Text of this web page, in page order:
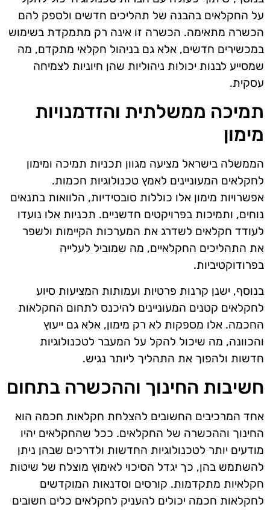
על החקלאים בהבנה של תהליכים חדשים ולספק להם
הכשרה מתאימה. הכשרה זו אינה רק מתמקדת בשימוש
במכשירים חדשים, אלא גם בניהול חקלאי מתקדם, מה
שמסייע לבנות יכולות ניהוליות שהן חיוניות לצמיחה
עסקית.
תמיכה ממשלתית והזדמנויות
מימון
הממשלה בישראל מציעה מגוון תכניות תמיכה ומימון
לחקלאים המעוניינים לאמץ טכנולוגיות חכמות.
אפשרויות מימון אלו כוללות סובסידיות, הלוואות בתנאים
נוחים, ותמיכות בפרויקטים חדשניים. תכניות אלו נועדו
לעודד חקלאים לשדרג את המערכות הקיימות ולשפר
את התהליכים החקלאיים, מה שמוביל לעלייה
בפרודוקטיביות.
בנוסף, ישנן קרנות פרטיות ועמותות המציעות סיוע
לחקלאים קטנים המעוניינים להיכנס לתחום החקלאות
החכמה. אלו מספקות לא רק מימון, אלא גם ייעוץ
והכוונה, מה שיכול להקל על המעבר לטכנולוגיות
חדשות ולהפוך את התהליך ליותר נגיש.
חשיבות החינוך וההכשרה בתחום
אחד המרכיבים החשובים להצלחת חקלאות חכמה הוא
החינוך וההכשרה של החקלאים. ככל שהחקלאים יהיו
מודעים יותר לטכנולוגיות החדשות ולדרכים שבהן ניתן
להשתמש בהן, כך יגדל הסיכוי לאימוץ מוצלח של שיטות
חקלאיות מתקדמות. קורסים וסדנאות המוקדשים
לחקלאות חכמה יכולים להעניק לחקלאים כלים חשובים